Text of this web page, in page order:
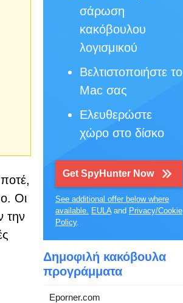
Οι
την
σάρωση
κακόβουλου
λογισμικού
Βελτιστοποιήστε το
Mac σας
Ελευθερώστε
χώρο στο δίσκο
Get SpyHunter Now
See additional offer below where
available. EULAand Privacy/Cookie
Policy.
Δημοφιλή κακόβουλα
προγράμματα
Eporner.com